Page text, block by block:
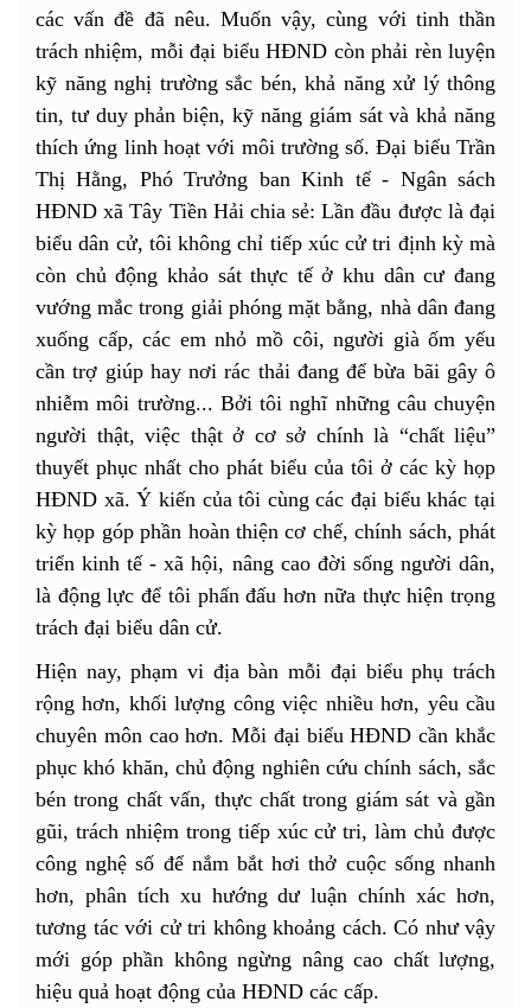
các vấn đề đã nêu. Muốn vậy, cùng với tinh thần
trách nhiệm, mỗi đại biểu HĐND còn phải rèn luyện
kỹ năng nghị trường sắc bén, khả năng xử lý thông
tin, tư duy phản biện, kỹ năng giám sát và khả năng
thích ứng linh hoạt với môi trường số. Đại biểu Trần
Thị Hằng, Phó Trưởng ban Kinh tế - Ngân sách
HĐND xã Tây Tiền Hải chia sẻ: Lần đầu được là đại
biểu dân cử, tôi không chỉ tiếp xúc cử tri định kỳ mà
còn chủ động khảo sát thực tế ở khu dân cư đang
vướng mắc trong giải phóng mặt bằng, nhà dân đang
xuống cấp, các em nhỏ mồ côi, người già ốm yếu
cần trợ giúp hay nơi rác thải đang để bừa bãi gây ô
nhiễm môi trường... Bởi tôi nghĩ những câu chuyện
người thật, việc thật ở cơ sở chính là “chất liệu”
thuyết phục nhất cho phát biểu của tôi ở các kỳ họp
HĐND xã. Ý kiến của tôi cùng các đại biểu khác tại
kỳ họp góp phần hoàn thiện cơ chế, chính sách, phát
triển kinh tế - xã hội, nâng cao đời sống người dân,
là động lực để tôi phấn đấu hơn nữa thực hiện trọng
trách đại biểu dân cử.
Hiện nay, phạm vi địa bàn mỗi đại biểu phụ trách
rộng hơn, khối lượng công việc nhiều hơn, yêu cầu
chuyên môn cao hơn. Mỗi đại biểu HĐND cần khắc
phục khó khăn, chủ động nghiên cứu chính sách, sắc
bén trong chất vấn, thực chất trong giám sát và gần
gũi, trách nhiệm trong tiếp xúc cử tri, làm chủ được
công nghệ số để nắm bắt hơi thở cuộc sống nhanh
hơn, phân tích xu hướng dư luận chính xác hơn,
tương tác với cử tri không khoảng cách. Có như vậy
mới góp phần không ngừng nâng cao chất lượng,
hiệu quả hoạt động của HĐND các cấp.